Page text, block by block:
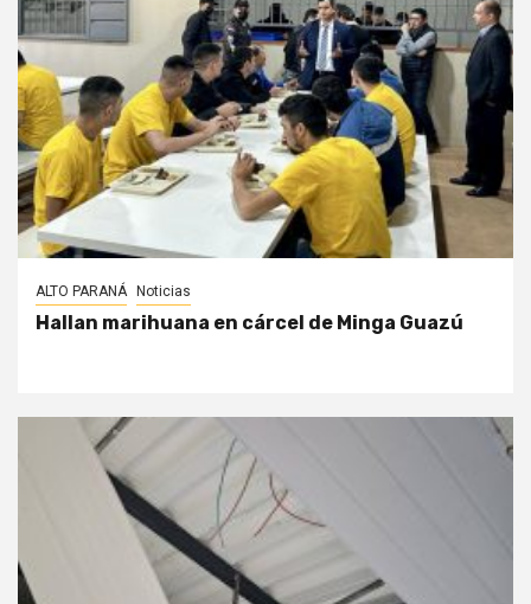
ALTO PARANÁ Noticias
Hallan marihuana en cárcel de Minga Guazú